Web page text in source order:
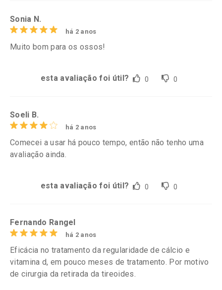
Sonia N.
há 2 anos
Muito bom para os ossos!
esta avaliação foi útil? 0 0
Soeli B.
há 2 anos
Comecei a usar há pouco tempo, então não tenho uma
avaliação ainda.
esta avaliação foi útil? 0 0
Fernando Rangel
há 2 anos
Eficácia no tratamento da regularidade de cálcio e
vitamina d, em pouco meses de tratamento. Por motivo
de cirurgia da retirada da tireoides.